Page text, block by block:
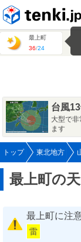
最上町
36/24
台風
大型で
ます
トップ 東北地方
最上町の
最上町に注
雷